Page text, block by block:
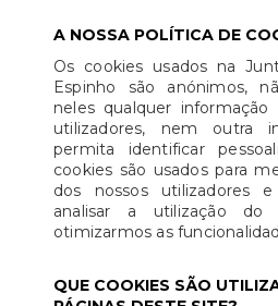
A NOSSA POLÍTICA DE
Os cookies usados na
Espinho são anónimos,
neles qualquer informação
utilizadores, nem outra
permita identificar
cookies são usados para
dos nossos utilizadores
analisar a utilização
otimizarmos as
QUE COOKIES SÃO